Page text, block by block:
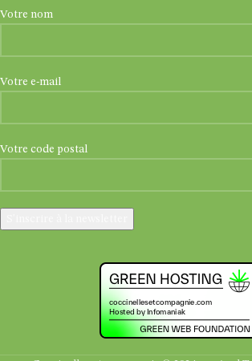
Votre nom
Votre e-mail
Votre code postal